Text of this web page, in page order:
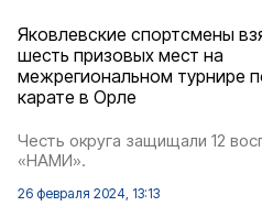
Яковлевские спортсмены
шесть призовых мест на
межрегиональном турнире
карате в Орле
Честь округа защищали 12
«НАМИ».
26 февраля 2024, 13:13